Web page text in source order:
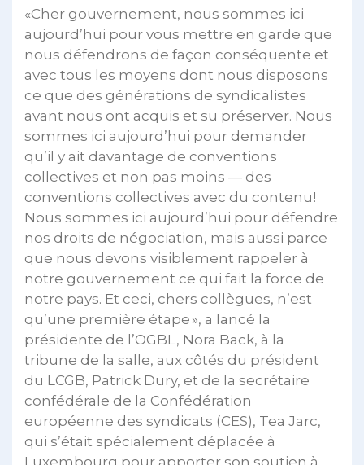
«Cher gouvernement, nous sommes ici
aujourd’hui pour vous mettre en garde que
nous défendrons de façon conséquente et
avec tous les moyens dont nous disposons
ce que des générations de syndicalistes
avant nous ont acquis et su préserver. Nous
sommes ici aujourd’hui pour demander
qu’il y ait davantage de conventions
collectives et non pas moins — des
conventions collectives avec du contenu!
Nous sommes ici aujourd’hui pour défendre
nos droits de négociation, mais aussi parce
que nous devons visiblement rappeler à
notre gouvernement ce qui fait la force de
notre pays. Et ceci, chers collègues, n’est
qu’une première étape », a lancé la
présidente de l’OGBL, Nora Back, à la
tribune de la salle, aux côtés du président
du LCGB, Patrick Dury, et de la secrétaire
confédérale de la Confédération
européenne des syndicats (CES), Tea Jarc,
qui s’était spécialement déplacée à
Luxembourg pour apporter son soutien à